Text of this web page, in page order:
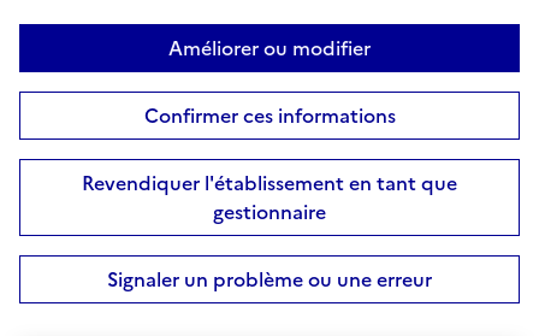
Améliorer ou modifier
Confirmer ces informations
Revendiquer l'établissement en tant que
gestionnaire
Signaler un problème ou une erreur